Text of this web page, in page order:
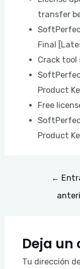
transfer
Final
Crack
Product
Free
Product
←
Deja
Tu dirección